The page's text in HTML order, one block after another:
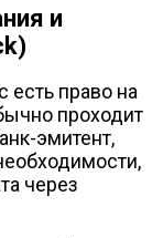
и
есть право на
проходит
эмитент,
через